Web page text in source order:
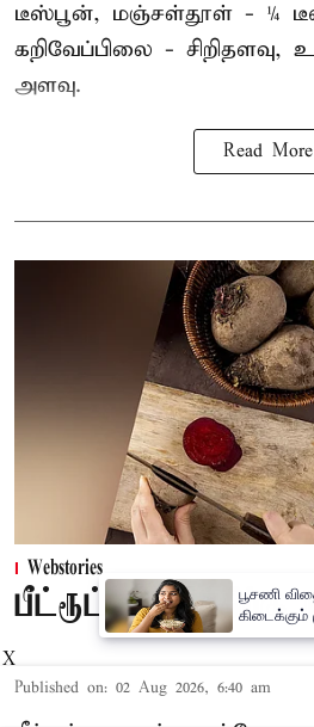
டீஸ்பூன், மஞ்சள்தூள் - ¼
கறிவேப்பிலை -
அளவு.
Read More
Webstories
பீட்ரூட் இதயத்திற்கு
Published on: 02 Aug 2026, 6:40 am
X
பூசணி